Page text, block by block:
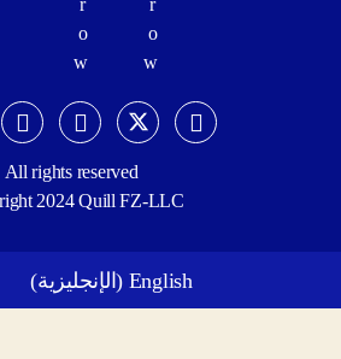
All rights reserved
2024 Quill FZ-LLC
English
(الإنجليزية)